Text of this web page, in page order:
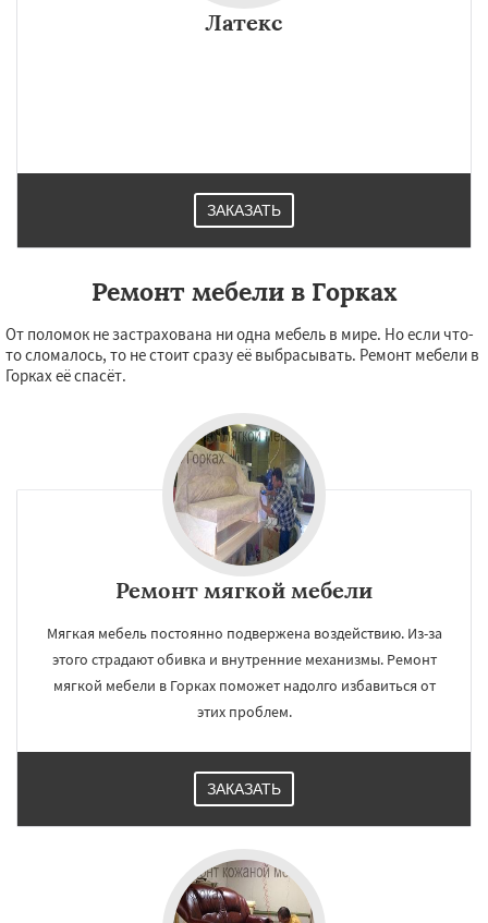
Латекс
ЗАКАЗАТЬ
Ремонт мебели в Горках
От поломок не застрахована ни одна мебель в мире. Но если что-
то сломалось, то не стоит сразу её выбрасывать. Ремонт мебели в
Горках её спасёт.
Ремонт мягкой мебели
Мягкая мебель постоянно подвержена воздействию. Из-за
этого страдают обивка и внутренние механизмы. Ремонт
мягкой мебели в Горках поможет надолго избавиться от
этих проблем.
ЗАКАЗАТЬ